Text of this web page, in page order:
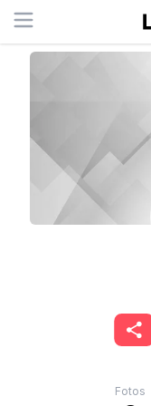
Open menu
Fotos